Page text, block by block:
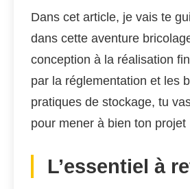
Dans cet article, je vais te
dans cette aventure
conception à la réalisation
par la réglementation et les
pratiques de stockage, tu
pour mener à bien ton projet
L’essentiel à